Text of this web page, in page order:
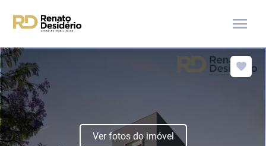
menu
Ver fotos do imóvel